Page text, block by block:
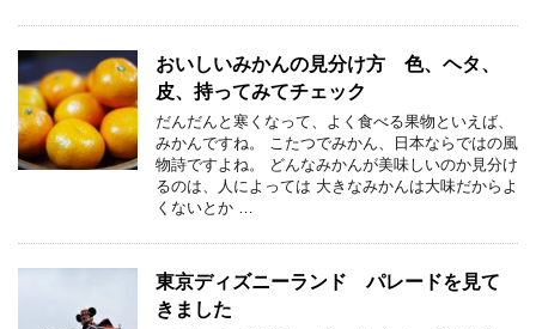
おいしいみかんの見分け方 色、ヘタ、
皮、持ってみてチェック
だんだんと寒くなって、よく食べる果物といえば、
みかんですね。 こたつでみかん、日本ならではの風
物詩ですよね。 どんなみかんが美味しいのか見分け
るのは、人によっては 大きなみかんは大味だからよ
くないとか …
東京ディズニーランド パレードを見て
きました